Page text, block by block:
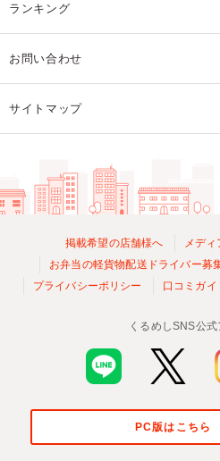
ランキング
お問い合わせ
サイトマップ
掲載希望の店舗様へ メデ
お弁当の軽貨物配送ドライバー募
プライバシーポリシー
口コミガイ
くるめしSNS公式
PC版はこちら